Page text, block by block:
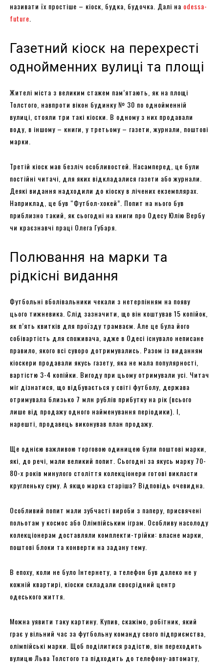
називати їх простіше – кіоск, будка, будочка. Далі на odessa-
future
Газетний кіоск на перехресті
однойменних вулиці та площі
Жителі міста з великим стажем пам’ятають, як на площі
Толстого, навпроти вікон будинку № 30 по однойменній
вулиці, стояли три такі кіоски. В одному з них продавали
воду, в іншому – книги, у третьому – газети, журнали, поштові
марки.
Третій кіоск мав безліч особливостей. Насамперед, це були
постійні читачі, для яких відкладалися газети або журнали.
Деякі видання надходили до кіоску в лічених екземплярах.
Наприклад, це був “Футбол-хокей”. Попит на нього був
приблизно такий, як сьогодні на книги про Одесу Юлію Вербу
чи краєзнавчі праці Олега Губаря.
Полювання на марки та
рідкісні видання
Футбольні вболівальники чекали з нетерпінням на появу
цього тижневика. Слід зазначити, що він коштував 15 копійок,
як п’ять квитків для проїзду трамваєм. Але це була його
собівартість для споживача, адже в Одесі існувало неписане
правило, якого всі суворо дотримувались. Разом із виданням
кіоскери продавали якусь газету, яка не мала популярності,
вартістю 3-4 копійки. Вигоду при цьому отримували усі. Читач
міг дізнатися, що відбувається у світі футболу, держава
отримувала близько 7 млн ​​рублів прибутку на рік (всього
лише від продажу одного найменування періодики). І,
нарешті, продавець виконував план продажу.
Ще однією важливою торговою одиницею були поштові марки,
які, до речі, мали великий попит. Сьогодні за якусь марку 70-
80-х років минулого століття колекціонери готові викласти
кругленьку суму. А якщо марка старіша? Відповідь очевидна.
Особливий попит мали зубчасті вироби з паперу, присвячені
польотам у космос або Олімпійським іграм. Особливу насолоду
колекціонерам доставляли комплекти-трійки: власне марки,
поштові блоки та конверти на задану тему.
В епоху, коли не було Інтернету, а телефон був далеко не у
кожній квартирі, кіоски складали своєрідний центр
одеського життя.
Можна уявити таку картину. Купив, скажімо, робітник, який
грає у вільний час за футбольну команду свого підприємства,
олімпійські марки. Щоб поділитися радістю, він переходить
вулицю Льва Толстого та підходить до телефону-автомату,